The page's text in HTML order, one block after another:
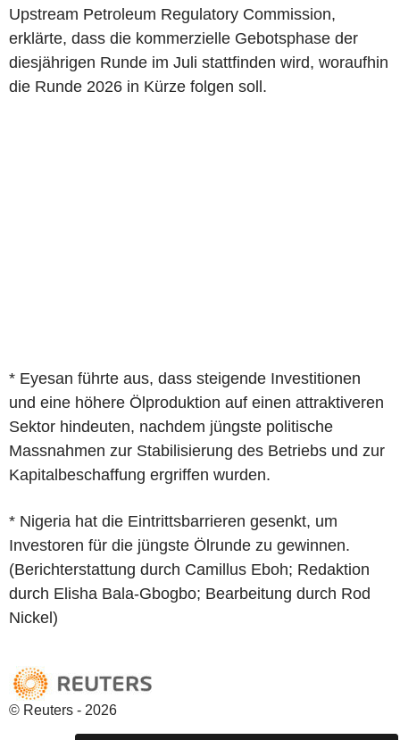
Upstream Petroleum Regulatory Commission,
erklärte, dass die kommerzielle Gebotsphase der
diesjährigen Runde im Juli stattfinden wird, woraufhin
die Runde 2026 in Kürze folgen soll.
* Eyesan führte aus, dass steigende Investitionen
und eine höhere Ölproduktion auf einen attraktiveren
Sektor hindeuten, nachdem jüngste politische
Massnahmen zur Stabilisierung des Betriebs und zur
Kapitalbeschaffung ergriffen wurden.
* Nigeria hat die Eintrittsbarrieren gesenkt, um
Investoren für die jüngste Ölrunde zu gewinnen.
(Berichterstattung durch Camillus Eboh; Redaktion
durch Elisha Bala-Gbogbo; Bearbeitung durch Rod
Nickel)
© Reuters - 2026